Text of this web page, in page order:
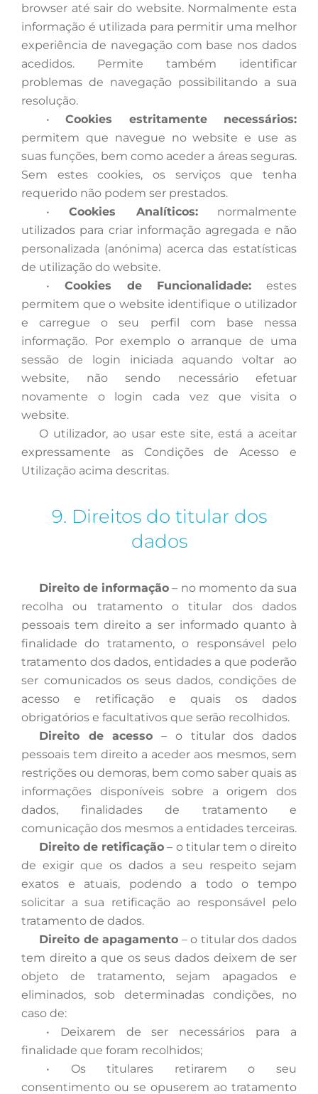
browser até sair do website. Normalmente esta
informação é utilizada para permitir uma melhor
experiência de navegação com base nos dados
acedidos. Permite também identificar
problemas de navegação possibilitando a sua
resolução.
•
Cookies estritamente necessários:
permitem que navegue no website e use as
suas funções, bem como aceder a áreas seguras.
Sem estes cookies, os serviços que tenha
requerido não podem ser prestados.
•
Cookies Analíticos:normalmente
utilizados para criar informação agregada e não
personalizada (anónima) acerca das estatísticas
de utilização do website.
•
Cookies de Funcionalidade: estes
permitem que o website identifique o utilizador
e carregue o seu perfil com base nessa
informação. Por exemplo o arranque de uma
sessão de login iniciada aquando voltar ao
website, não sendo necessário efetuar
novamente o login cada vez que visita o
website.
O utilizador, ao usar este site, está a aceitar
expressamente as Condições de Acesso e
Utilização acima descritas.
9. Direitos do titular dos
dados
Direito de informação – no momento da sua
recolha ou tratamento o titular dos dados
pessoais tem direito a ser informado quanto à
finalidade do tratamento, o responsável pelo
tratamento dos dados, entidades a que poderão
ser comunicados os seus dados, condições de
acesso e retificação e quais os dados
obrigatórios e facultativos que serão recolhidos.
Direito de acesso – o titular dos dados
pessoais tem direito a aceder aos mesmos, sem
restrições ou demoras, bem como saber quais as
informações disponíveis sobre a origem dos
dados, finalidades de tratamento e
comunicação dos mesmos a entidades terceiras.
Direito de retificação – o titular tem o direito
de exigir que os dados a seu respeito sejam
exatos e atuais, podendo a todo o tempo
solicitar a sua retificação ao responsável pelo
tratamento de dados.
Direito de apagamento – o titular dos dados
tem direito a que os seus dados deixem de ser
objeto de tratamento, sejam apagados e
eliminados, sob determinadas condições, no
caso de:
• Deixarem de ser necessários para a
finalidade que foram recolhidos;
• Os titulares retirarem o seu
consentimento ou se opuserem ao tratamento